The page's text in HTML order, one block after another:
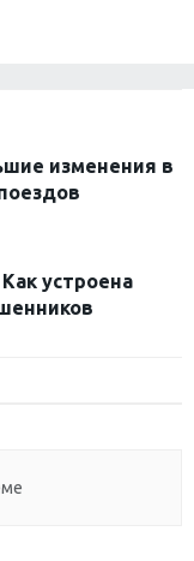
изменения в
устроена